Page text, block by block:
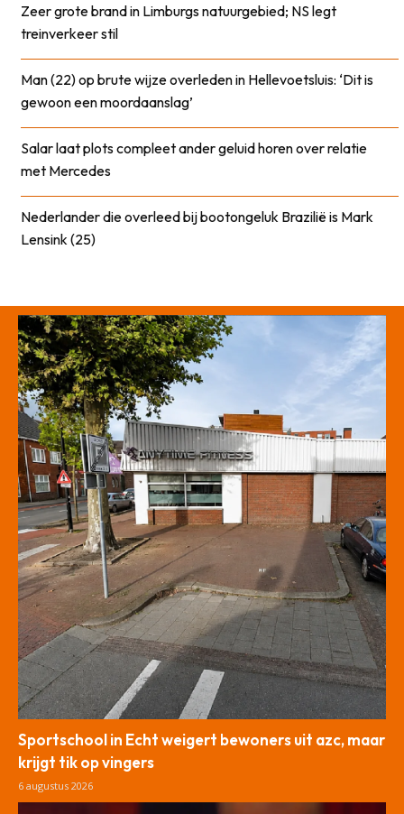
Zeer grote brand in Limburgs natuurgebied; NS legt
treinverkeer stil
Man (22) op brute wijze overleden in Hellevoetsluis: ‘Dit is
gewoon een moordaanslag’
Salar laat plots compleet ander geluid horen over relatie
met Mercedes
Nederlander die overleed bij bootongeluk Brazilië is Mark
Lensink (25)
Sportschool in Echt weigert bewoners uit azc, maar
krijgt tik op vingers
6 augustus 2026